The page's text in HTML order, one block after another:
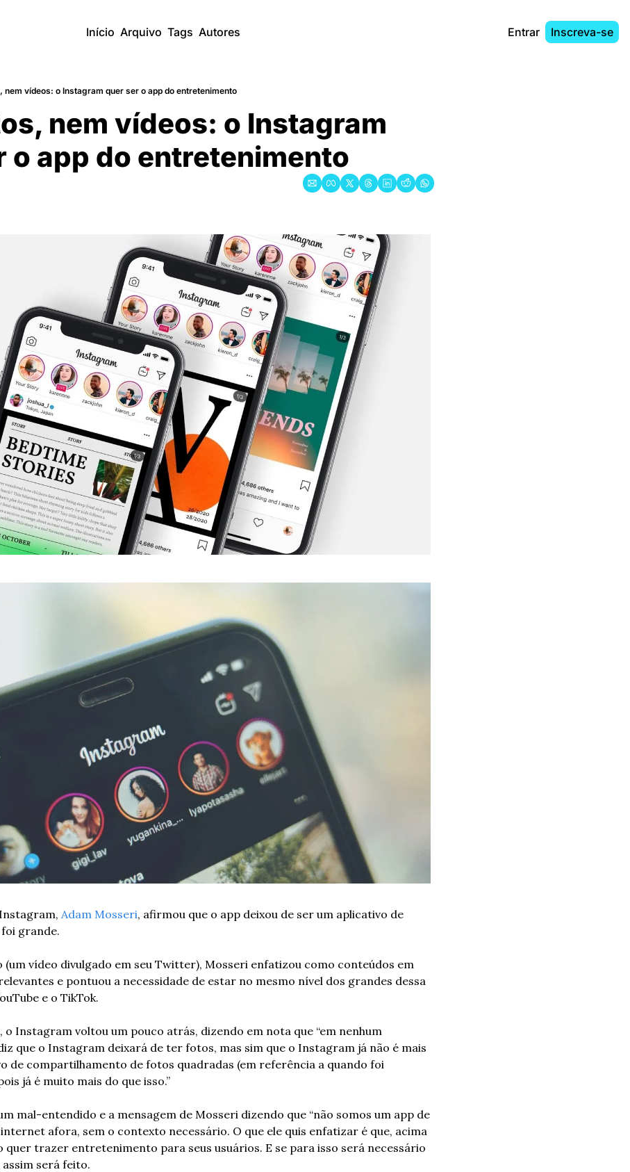
Início Arquivo Tags Autores Entrar Inscreva-se
nem vídeos: o Instagram quer ser o app do entretenimento
nem vídeos: o Instagram
o app do entretenimento
Adam Mosseri, afirmou que o app deixou de ser um aplicativo de
grande.
(um vídeo divulgado em seu Twitter), Mosseri enfatizou como conteúdos em
e pontuou a necessidade de estar no mesmo nível dos grandes dessa
e o TikTok.
o Instagram voltou um pouco atrás, dizendo em nota que “em nenhum
que o Instagram deixará de ter fotos, mas sim que o Instagram já não é mais
de compartilhamento de fotos quadradas (em referência a quando foi
já é muito mais do que isso.”
mal-entendido e a mensagem de Mosseri dizendo que “não somos um app de
afora, sem o contexto necessário. O que ele quis enfatizar é que, acima
quer trazer entretenimento para seus usuários. E se para isso será necessário
será feito.